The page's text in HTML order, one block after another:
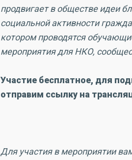
продвигает в обществе идеи
социальной активности
котором проводятся
мероприятия для НКО,
Участие бесплатное, для
отправим ссылку на
Для участия в мероприятии